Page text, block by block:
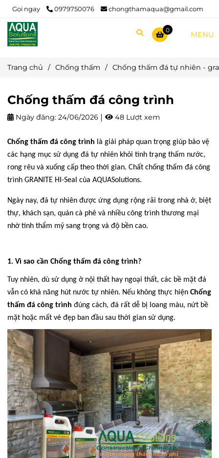
Gọi ngay 0979750076 chongthamaqua@gmail.com
0
MENU
Trang chủ / Chống thấm / Chống thấm đá tự nhiên -
Chống thấm đá công trình
Ngày đăng: 24/06/2026 48 Lượt xem
Chống thấm đá công trình là giải pháp quan trọng giúp bảo vệ
các hạng mục sử dụng đá tự nhiên khỏi tình trạng thấm nước,
rong rêu và xuống cấp theo thời gian. Chất chống thấm đá công
trình GRANITE HI-Seal của AQUASolutions.
Ngày nay, đá tự nhiên được ứng dụng rộng rãi trong nhà ở, biệt
thự, khách sạn, quán cà phê và nhiều công trình thương mại
nhờ tính thẩm mỹ sang trọng và độ bền cao.
1. Vì sao cần Chống thấm đá công trình?
Tuy nhiên, dù sử dụng ở nội thất hay ngoại thất, các bề mặt đá
vẫn có khả năng hút nước tự nhiên. Nếu không thực hiện Chống
thấm đá công trình đúng cách, đá rất dễ bị loang màu, nứt bề
mặt hoặc mất vẻ đẹp ban đầu sau thời gian sử dụng.